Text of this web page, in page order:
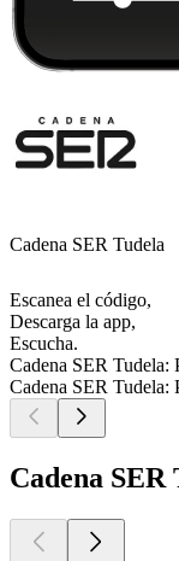
Cadena SER Tudela
Escanea el código,
Descarga la app,
Escucha.
Cadena SER Tudela:
Cadena SER Tudela:
Cadena SER